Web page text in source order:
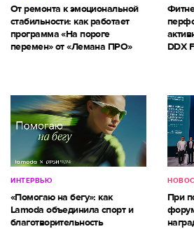
От ремонта к эмоциональной
стабильности: как работает
программа «На пороге
перемен» от «Лемана ПРО»
DDX
ИНТЕРВЬЮ
«Помогаю на бегу»: как
Lamoda объединила спорт и
благотворительность
При